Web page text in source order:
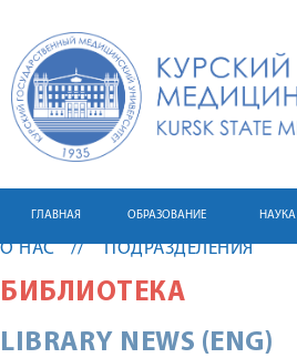
ГЛАВНАЯ ОБРАЗОВАНИЕ НАУКА
О НАС ПОДРАЗДЕЛЕНИЯ
БИБЛИОТЕКА
LIBRARY NEWS (ENG)